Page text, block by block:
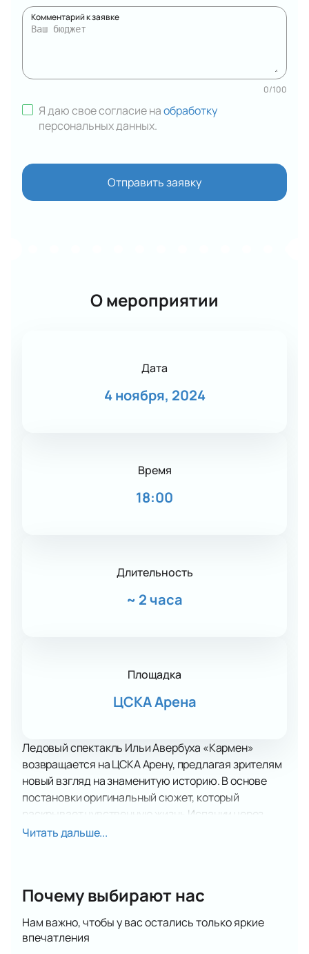
Комментарий к заявке
0/100
Я даю свое согласие наобработку
персональных данных.
Отправить заявку
О мероприятии
Дата
4 ноября, 2024
Время
18:00
Длительность
~ 2 часа
Площадка
ЦСКА Арена
Ледовый спектакль Ильи Авербуха «Кармен»
возвращается на ЦСКА Арену, предлагая зрителям
новый взгляд на знаменитую историю. В основе
постановки оригинальный сюжет, который
раскрывает чувственную жизнь Испании через
мастерство мировых звезд фигурного катания. В
Мюзикл «Кармен» на льду подарит зрителям яркие
стилизованным костюмам, спецэффектам, живому
вокалу, цирковым трюкам и танцам фламенко. Эти
Читать дальше...
Почему выбирают нас
Нам важно, чтобы у вас остались только яркие
впечатления